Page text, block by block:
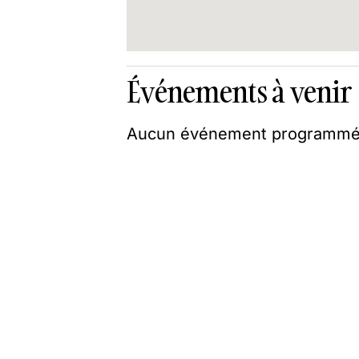
Événements à venir
Aucun événement